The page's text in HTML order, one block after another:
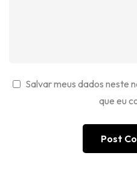
Salvar meus dados neste
que eu